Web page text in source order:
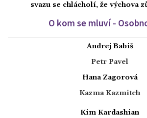
svazu se chlácholí, že výchova
O kom se mluví -
Andrej Babiš
Petr Pavel
Hana Zagorová
Kazma Kazmitch
Kim Kardashian